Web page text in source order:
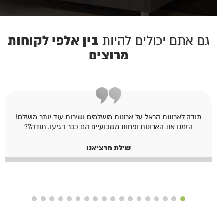
גם אתם יכולים להיות בין אלפי לקוחות
מרוצים
תודה לארונות הראל על ארונות מושלמים ושירות עוד יותר מושלם!
הזמנו את הארונות ופחות משבועיים הם כבר הגיעו. תודה??
שילת מרציאנו